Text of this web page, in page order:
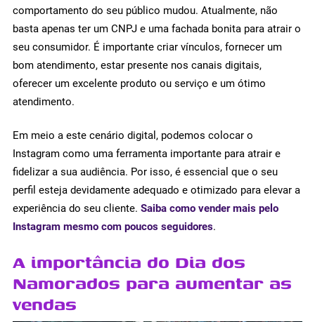
comportamento do seu público mudou. Atualmente, não
basta apenas ter um CNPJ e uma fachada bonita para atrair o
seu consumidor. É importante criar vínculos, fornecer um
bom atendimento, estar presente nos canais digitais,
oferecer um excelente produto ou serviço e um ótimo
atendimento.
Em meio a este cenário digital, podemos colocar o
Instagram como uma ferramenta importante para atrair e
fidelizar a sua audiência. Por isso, é essencial que o seu
perfil esteja devidamente adequado e otimizado para elevar a
experiência do seu cliente. Saiba como vender mais pelo
Instagram mesmo com poucos seguidores.
A importância do Dia dos
Namorados para aumentar as
vendas